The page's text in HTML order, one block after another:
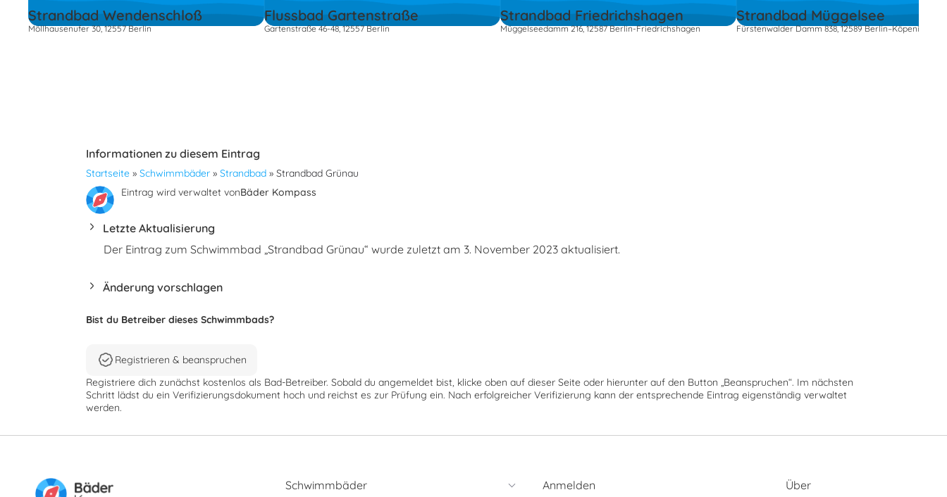
Strandbad Wendenschloß
Möllhausenufer 30, 12557 Berlin
Flussbad Gartenstraße
Gartenstraße 46-48, 12557 Berlin
Strandbad Friedrichshagen
Müggelseedamm 216, 12587 Berlin-Friedrichshagen
Strandbad Müggelsee
Fürstenwalder Damm 838, 12589 Berlin–Köpenick
Informationen zu diesem Eintrag
Startseite » Schwimmbäder » Strandbad » Strandbad Grünau
Eintrag wird verwaltet vonBäder Kompass
Letzte Aktualisierung
Der Eintrag zum Schwimmbad „Strandbad Grünau“ wurde zuletzt am 3. November 2023 aktualisiert.
Änderung vorschlagen
Bist du Betreiber dieses Schwimmbads?
Registrieren & beanspruchen
Registriere dich zunächst kostenlos als Bad-Betreiber. Sobald du angemeldet bist, klicke oben auf dieser Seite oder hierunter auf den Button „Beanspruchen“. Im nächsten
Schritt lädst du ein Verifizierungsdokument hoch und reichst es zur Prüfung ein. Nach erfolgreicher Verifizierung kann der entsprechende Eintrag eigenständig verwaltet
werden.
Schwimmbäder Anmelden Über